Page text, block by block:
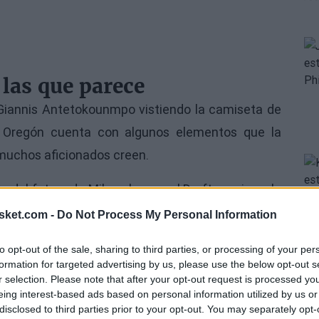
- Do Not Process My Personal Information
opt-out of the sale, sharing to third parties, or processing of your
for targeted advertising by us, please use the below opt-out
selection. Please note that after your opt-out request is processed
interest-based ads based on personal information utilized by us
to third parties prior to your opt-out. You may separately
que parece
Antetokounmpo vistiendo la camiseta de
cuenta con algunos elementos que la
aficionados creen.
del futuro de Milwaukee en el Draft gracias a la
detalle podría resultar fundamental si la
y quiere recuperar activos de cara al
mercado, contratos que permitirían cuadrar
muy positiva durante la última temporada.